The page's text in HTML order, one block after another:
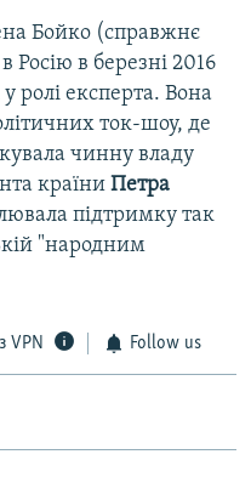
Бойко (справжнє
Росію в березні 2016
ролі експерта. Вона
ток-шоу, де
чинну владу
країни Петра
підтримку так
"народним
VPN Follow us